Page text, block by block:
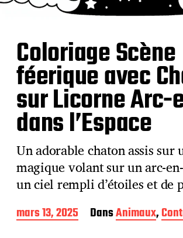
Coloriage Scène
féerique avec
sur Licorne
dans l’Espace
Un adorable chaton assis sur
magique volant sur un arc-
un ciel rempli d’étoiles et de
D
a
mars 13, 2025 DansAnimaux,